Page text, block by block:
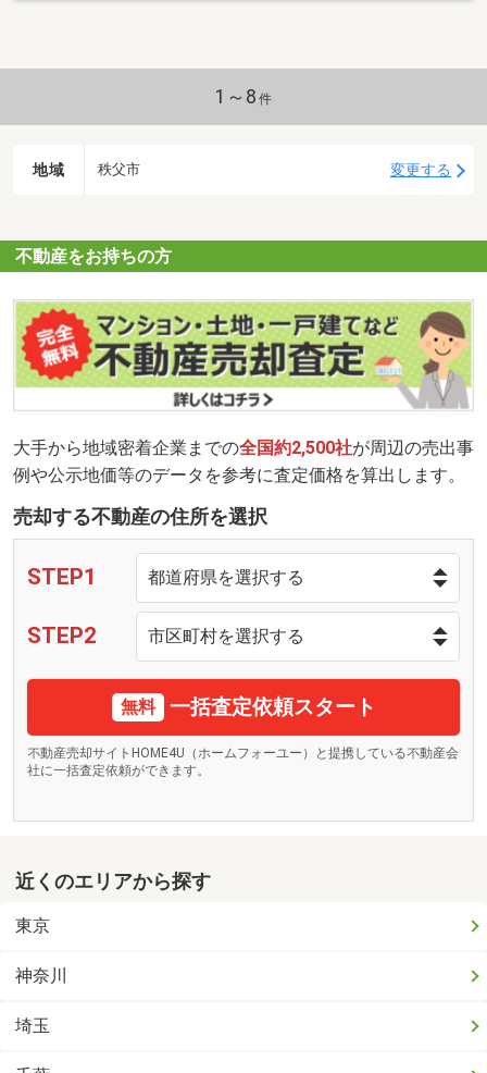
1～8 件
地域 秩父市 変更する
不動産をお持ちの方
大手から地域密着企業までの全国約2,500社が周辺の売出事
例や公示地価等のデータを参考に査定価格を算出します。
売却する不動産の住所を選択
STEP1
STEP2
無料 一括査定依頼スタート
不動産売却サイトHOME4U（ホームフォーユー）と提携している不動産会
社に一括査定依頼ができます。
近くのエリアから探す
東京
神奈川
埼玉